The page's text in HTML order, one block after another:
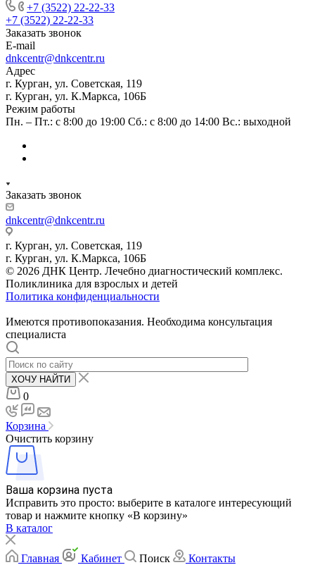
+7 (3522) 22-22-33
+7 (3522) 22-22-33
Заказать звонок
E-mail
dnkcentr@dnkcentr.ru
Адрес
г. Курган, ул. Советская, 119
г. Курган, ул. К.Маркса, 106Б
Режим работы
Пн. – Пт.: с 8:00 до 19:00 Сб.: с 8:00 до 14:00 Вс.: выходной
Заказать звонок
dnkcentr@dnkcentr.ru
г. Курган, ул. Советская, 119
г. Курган, ул. К.Маркса, 106Б
© 2026 ДНК Центр. Лечебно диагностический комплекс.
Поликлиника для взрослых и детей
Политика конфиденциальности
Имеются противопоказания. Необходима консультация
специалиста
ХОЧУ НАЙТИ
0
Корзина
Очистить корзину
Ваша корзина пуста
Исправить это просто: выберите в каталоге интересующий
товар и нажмите кнопку «В корзину»
В каталог
Главная Кабинет Поиск Контакты